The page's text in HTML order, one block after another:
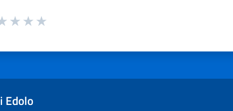
da 1 a 5 stelle la pagina
Edolo